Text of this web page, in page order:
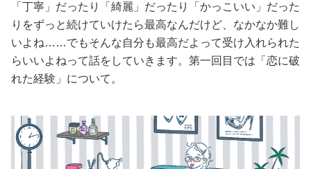
恋愛/結婚/離婚
美容/健康
妊娠/出産/家族
「丁寧」だったり「綺麗」だったり「かっこいい」だった
りをずっと続けていけたら最高なんだけど、なかなか難し
いよね……でもそんな自分も最高だよって受け入れられた
らいいよねって話をしていきます。第一回目では「恋に破
れた経験」について。